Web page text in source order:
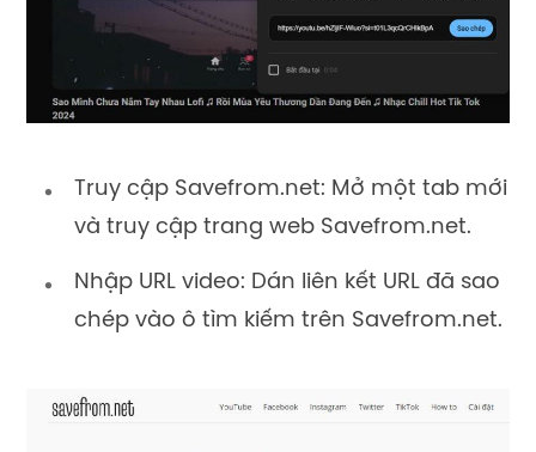
Truy cập Savefrom.net: Mở một tab mới
và truy cập trang web Savefrom.net.
Nhập URL video: Dán liên kết URL đã sao
chép vào ô tìm kiếm trên Savefrom.net.